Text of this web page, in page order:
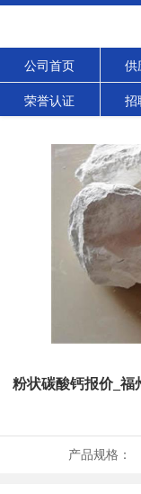
公司首页 供
荣誉认证 招
粉状碳酸钙报价_福
产品规格：